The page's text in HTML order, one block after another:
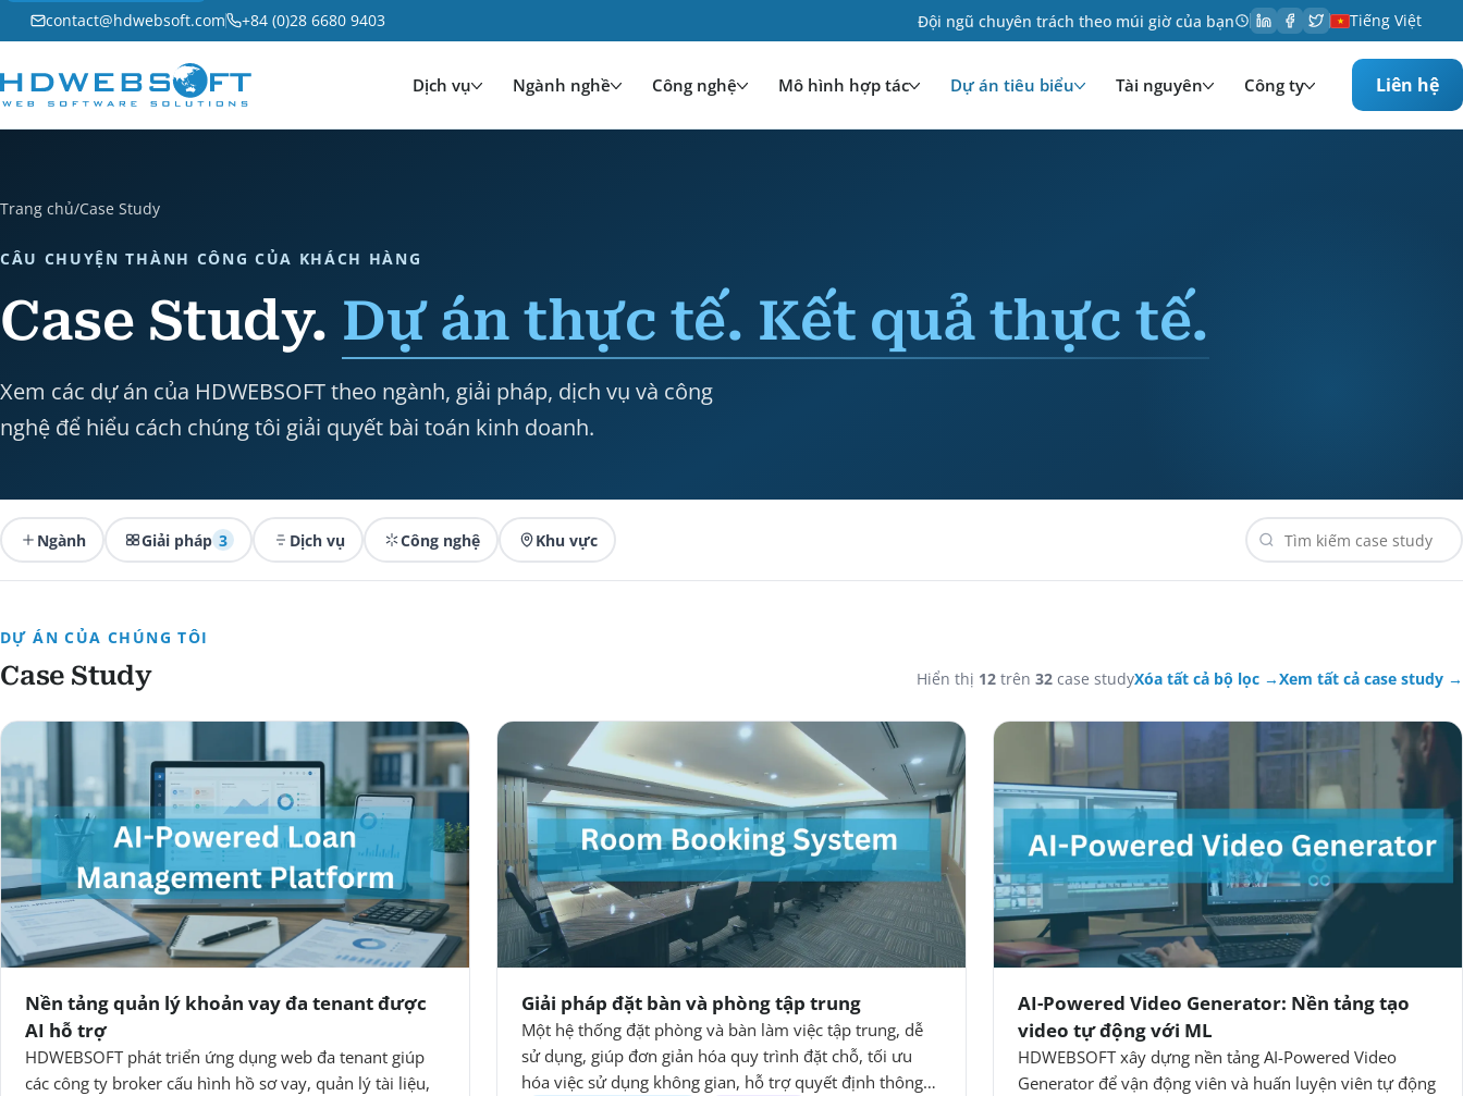
contact@hdwebsoft.com +84 (0)28 6680 9403 Đội ngũ chuyên trách theo múi giờ của bạn Tiếng Việt
Dịch vụ Ngành nghề Công nghệ Mô hình hợp tác Dự án tiêu biểu Tài nguyên Công ty Liên hệ
Trang chủ/Case Study
CÂU CHUYỆN THÀNH CÔNG CỦA KHÁCH HÀNG
Case Study. Dự án thực tế. Kết quả thực tế.
Xem các dự án của HDWEBSOFT theo ngành, giải pháp, dịch vụ và công
nghệ để hiểu cách chúng tôi giải quyết bài toán kinh doanh.
Ngành Giải pháp 3 Dịch vụ Công nghệ Khu vực
DỰ ÁN CỦA CHÚNG TÔI
Case Study Hiển thị 12 trên 32 case studyXóa tất cả bộ lọc →Xem tất cả case study →
Nền tảng quản lý khoản vay đa tenant được
AI hỗ trợ
HDWEBSOFT phát triển ứng dụng web đa tenant giúp
các công ty broker cấu hình hồ sơ vay, quản lý tài liệu,
Giải pháp đặt bàn và phòng tập trung
Một hệ thống đặt phòng và bàn làm việc tập trung, dễ
sử dụng, giúp đơn giản hóa quy trình đặt chỗ, tối ưu
hóa việc sử dụng không gian, hỗ trợ quyết định thông
AI-Powered Video Generator: Nền tảng tạo
video tự động với ML
HDWEBSOFT xây dựng nền tảng AI-Powered Video
Generator để vận động viên và huấn luyện viên tự động